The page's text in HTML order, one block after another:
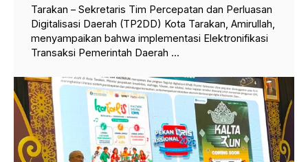
Tarakan – Sekretaris Tim Percepatan dan Perluasan
Digitalisasi Daerah (TP2DD) Kota Tarakan, Amirullah,
menyampaikan bahwa implementasi Elektronifikasi
Transaksi Pemerintah Daerah ...